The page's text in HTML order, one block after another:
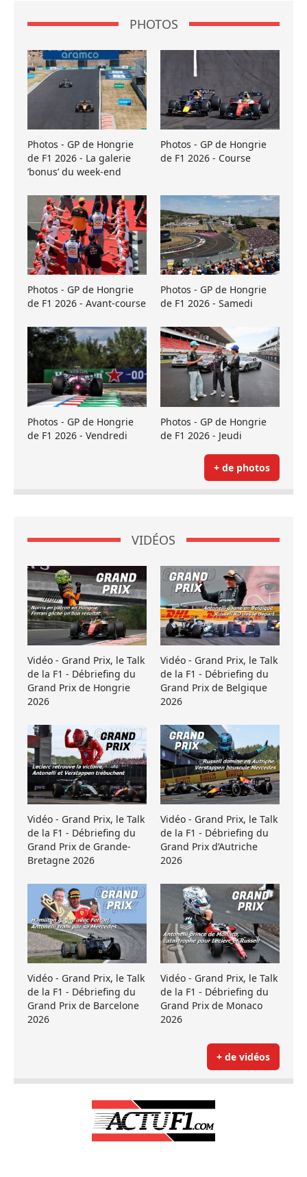
PHOTOS
Photos - GP de Hongrie
de F1 2026 - La galerie
’bonus’ du week-end
Photos - GP de Hongrie
de F1 2026 - Course
Photos - GP de Hongrie
de F1 2026 - Avant-course
Photos - GP de Hongrie
de F1 2026 - Samedi
Photos - GP de Hongrie
de F1 2026 - Vendredi
Photos - GP de Hongrie
de F1 2026 - Jeudi
+ de photos
VIDÉOS
Vidéo - Grand Prix, le Talk
de la F1 - Débriefing du
Grand Prix de Hongrie
2026
Vidéo - Grand Prix, le Talk
de la F1 - Débriefing du
Grand Prix de Belgique
2026
Vidéo - Grand Prix, le Talk
de la F1 - Débriefing du
Grand Prix de Grande-
Bretagne 2026
Vidéo - Grand Prix, le Talk
de la F1 - Débriefing du
Grand Prix d’Autriche
2026
Vidéo - Grand Prix, le Talk
de la F1 - Débriefing du
Grand Prix de Barcelone
2026
Vidéo - Grand Prix, le Talk
de la F1 - Débriefing du
Grand Prix de Monaco
2026
+ de vidéos